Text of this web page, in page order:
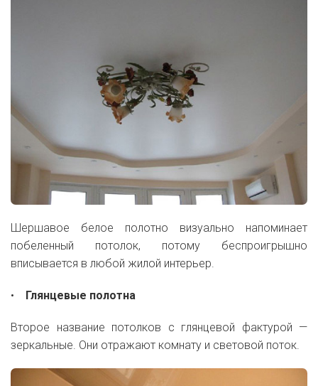
Шершавое белое полотно визуально напоминает
побеленный потолок, потому беспроигрышно
вписывается в любой жилой интерьер.
• Глянцевые полотна
Второе название потолков с глянцевой фактурой —
зеркальные. Они отражают комнату и световой поток.